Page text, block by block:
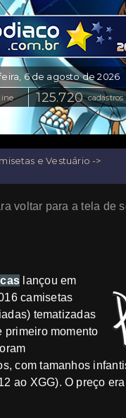
cadastros
e Vestuário ->
voltar para a tela de
lançou em
camisetas
tematizadas
primeiro momento
com tamanhos
ao XGG). O preço